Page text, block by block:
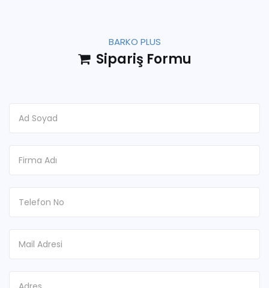
BARKO PLUS
Sipariş Formu